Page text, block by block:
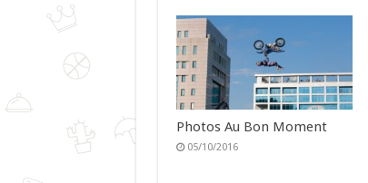
Photos Au Bon Moment
05/10/2016